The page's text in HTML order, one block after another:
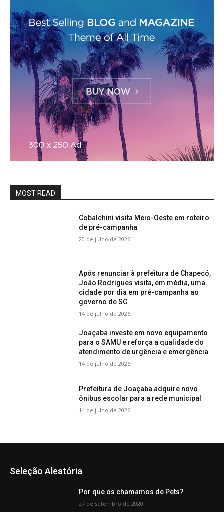
MOST READ
Cobalchini visita Meio-Oeste em roteiro
de pré-campanha
20 de julho de 2026
Após renunciar à prefeitura de Chapecó,
João Rodrigues visita, em média, uma
cidade por dia em pré-campanha ao
governo de SC
14 de julho de 2026
Joaçaba investe em novo equipamento
para o SAMU e reforça a qualidade do
atendimento de urgência e emergência
14 de julho de 2026
Prefeitura de Joaçaba adquire novo
ônibus escolar para a rede municipal
14 de julho de 2026
Seleção Aleatória
Por que os chamamos de Pets?
27 de setembro de 2020